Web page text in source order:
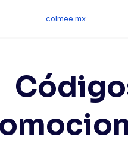
colmee.mx